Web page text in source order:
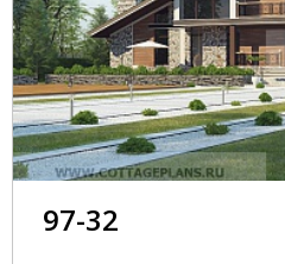
97-32